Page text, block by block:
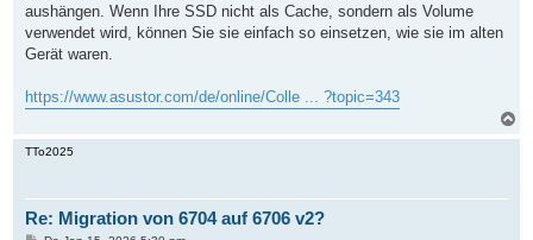
aushängen. Wenn Ihre SSD nicht als Cache, sondern als Volume
verwendet wird, können Sie sie einfach so einsetzen, wie sie im alten
Gerät waren.
https://www.asustor.com/de/online/Colle ... ?topic=343
TTo2025
Re: Migration von 6704 auf 6706 v2?